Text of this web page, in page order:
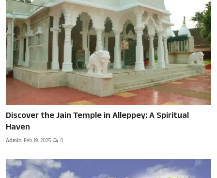
Discover the Jain Temple in Alleppey: A Spiritual
Haven
Admin Feb 19, 2025 0